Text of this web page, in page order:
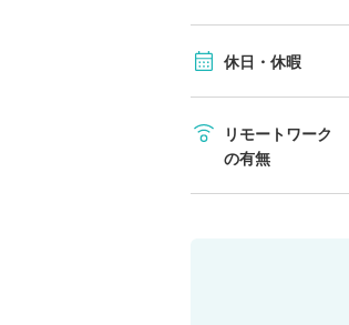
休日・休暇
リモートワーク
の有無